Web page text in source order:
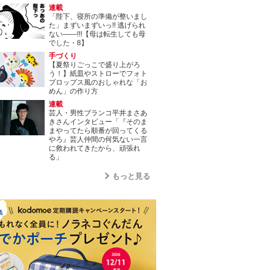
連載
「陛下、寝所の準備が整いまし
た」まずいまずいっ!! 逃げられ
ない――!!!【母は転生しても母
でした・8】
手づくり
【夏祭りごっこで盛り上がろ
う！】紙皿やストローでフォト
プロップス風のおしゃれな「お
めん」の作り方
連載
芸人・男性ブランコ平井まさあ
きさんインタビュー「『そのま
まやってたら順番が回ってくる
やろ』芸人仲間の何気ない一言
に救われてきたから、頑張れ
る」
もっと見る